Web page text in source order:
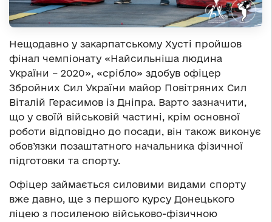
Нещодавно у закарпатському Хусті пройшов
фінал чемпіонату «Найсильніша людина
України – 2020», «срібло» здобув офіцер
Збройних Сил України майор Повітряних Сил
Віталій Герасимов із Дніпра. Варто зазначити,
що у своїй військовій частині, крім основної
роботи відповідно до посади, він також виконує
обов’язки позаштатного начальника фізичної
підготовки та спорту.
Офіцер займається силовими видами спорту
вже давно, ще з першого курсу Донецького
ліцею з посиленою військово-фізичною